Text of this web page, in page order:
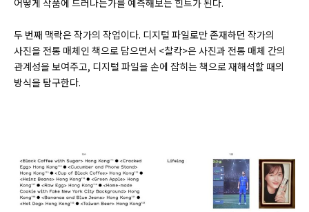
두 번째 맥락은 작가의 작업이다. 디지털 파일로만 존재하던 작가의
사진을 전통 매체인 책으로 담으면서 <찰칵>은 사진과 전통 매체 간의
관계성을 보여주고, 디지털 파일을 손에 잡히는 책으로 재해석할 때의
방식을 탐구한다.